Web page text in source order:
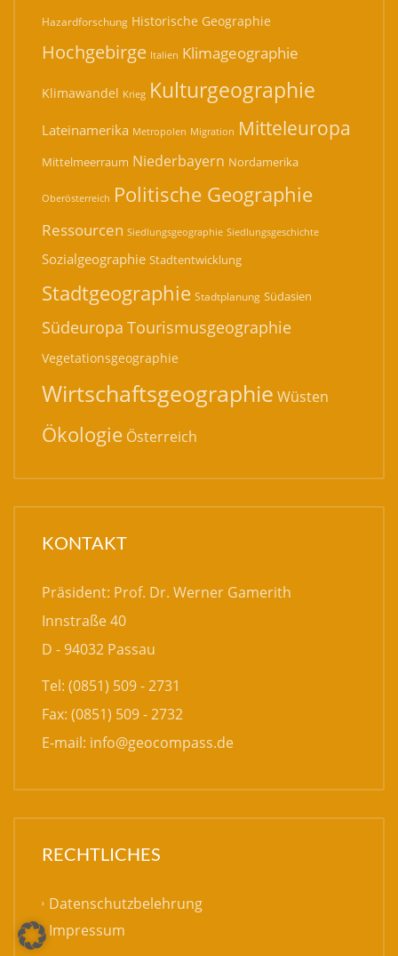
Hazardforschung Historische Geographie
Hochgebirge Italien Klimageographie
Klimawandel Krieg Kulturgeographie
Lateinamerika Metropolen Migration Mitteleuropa
Mittelmeerraum Niederbayern Nordamerika
Oberösterreich Politische Geographie
Ressourcen Siedlungsgeographie Siedlungsgeschichte
Sozialgeographie Stadtentwicklung
Stadtgeographie Stadtplanung Südasien
Südeuropa Tourismusgeographie
Vegetationsgeographie
Wirtschaftsgeographie Wüsten
Ökologie Österreich
KONTAKT
Präsident: Prof. Dr. Werner Gamerith
Innstraße 40
D - 94032 Passau
Tel: (0851) 509 - 2731
Fax: (0851) 509 - 2732
E-mail: info@geocompass.de
RECHTLICHES
Datenschutzbelehrung
Impressum